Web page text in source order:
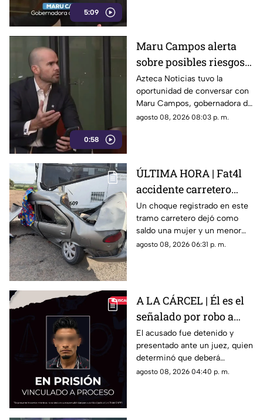
5:09
0:58
Maru Campos alerta
sobre posibles riesgos
para la libertad de
expresión
Azteca Noticias tuvo la
oportunidad de conversar con
Maru Campos, gobernadora de
Chihuahua, quien habló sobre
para la libertad de expresión
agosto 08, 2026 08:03 p. m.
ÚLTIMA HORA | Fat4l
accidente carretero
deja una mujer y un
niño mu3rtos en San
Juan del Río
Un choque registrado en este
tramo carretero dejó como
saldo una mujer y un menor
sin vida, además de una
agosto 08, 2026 06:31 p. m.
A LA CÁRCEL | Él es el
señalado por robo a
una casa en Santa Rosa
Jáuregui
El acusado fue detenido y
presentado ante un juez, quien
determinó que deberá
permanecer en prisión
agosto 08, 2026 04:40 p. m.